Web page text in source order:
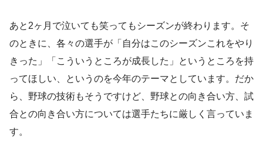
あと2ヶ月で泣いても笑ってもシーズンが終わります。そ
のときに、各々の選手が「自分はこのシーズンこれをやり
きった」「こういうところが成長した」というところを持
ってほしい、というのを今年のテーマとしています。だか
ら、野球の技術もそうですけど、野球との向き合い方、試
合との向き合い方については選手たちに厳しく言っていま
す。